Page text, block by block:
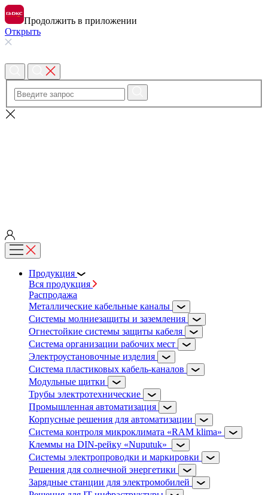
Продолжить в приложении
Открыть
Продукция
Вся продукция
Распродажа
Металлические кабельные каналы
Системы молниезащиты и заземления
Огнестойкие системы защиты кабеля
Система организации рабочих мест
Электроустановочные изделия
Система пластиковых кабель-каналов
Модульные щитки
Трубы электротехнические
Промышленная автоматизация
Корпусные решения для автоматизации
Система контроля микроклимата «RAM klima»
Клеммы на DIN-рейку «Nuputuk»
Системы электропроводки и маркировки
Решения для солнечной энергетики
Зарядные станции для электромобилей